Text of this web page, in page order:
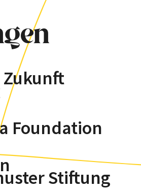
Zukunft
Foundation
Stiftung